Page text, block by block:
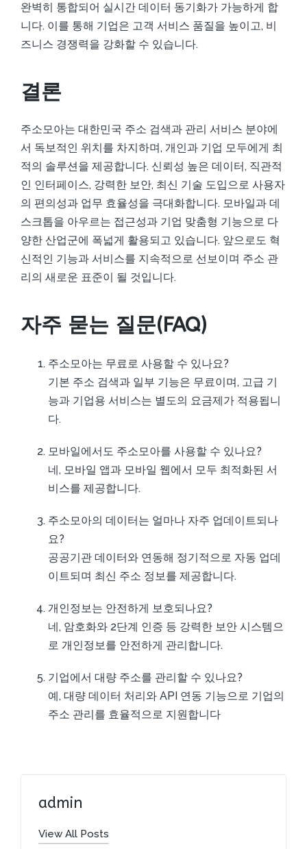
완벽히 통합되어 실시간 데이터 동기화가 가능하게 합
니다. 이를 통해 기업은 고객 서비스 품질을 높이고, 비
즈니스 경쟁력을 강화할 수 있습니다.
결론
주소모아는 대한민국 주소 검색과 관리 서비스 분야에
서 독보적인 위치를 차지하며, 개인과 기업 모두에게 최
적의 솔루션을 제공합니다. 신뢰성 높은 데이터, 직관적
인 인터페이스, 강력한 보안, 최신 기술 도입으로 사용자
의 편의성과 업무 효율성을 극대화합니다. 모바일과 데
스크톱을 아우르는 접근성과 기업 맞춤형 기능으로 다
양한 산업군에 폭넓게 활용되고 있습니다. 앞으로도 혁
신적인 기능과 서비스를 지속적으로 선보이며 주소 관
리의 새로운 표준이 될 것입니다.
자주 묻는 질문(FAQ)
주소모아는 무료로 사용할 수 있나요?
기본 주소 검색과 일부 기능은 무료이며, 고급 기
능과 기업용 서비스는 별도의 요금제가 적용됩니
다.
모바일에서도 주소모아를 사용할 수 있나요?
네, 모바일 앱과 모바일 웹에서 모두 최적화된 서
비스를 제공합니다.
주소모아의 데이터는 얼마나 자주 업데이트되나
요?
공공기관 데이터와 연동해 정기적으로 자동 업데
이트되며 최신 주소 정보를 제공합니다.
개인정보는 안전하게 보호되나요?
네, 암호화와 2단계 인증 등 강력한 보안 시스템으
로 개인정보를 안전하게 관리합니다.
기업에서 대량 주소를 관리할 수 있나요?
예, 대량 데이터 처리와 API 연동 기능으로 기업의
주소 관리를 효율적으로 지원합니다
admin
View All Posts